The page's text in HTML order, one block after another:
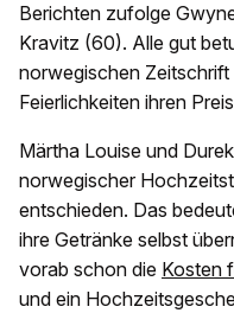
Berichten zufolge
Kravitz (60). Alle gut
norwegischen
Feierlichkeiten ihren
Märtha Louise und
norwegischer
entschieden. Das
ihre Getränke selbst
vorab schon die Kosten
und ein